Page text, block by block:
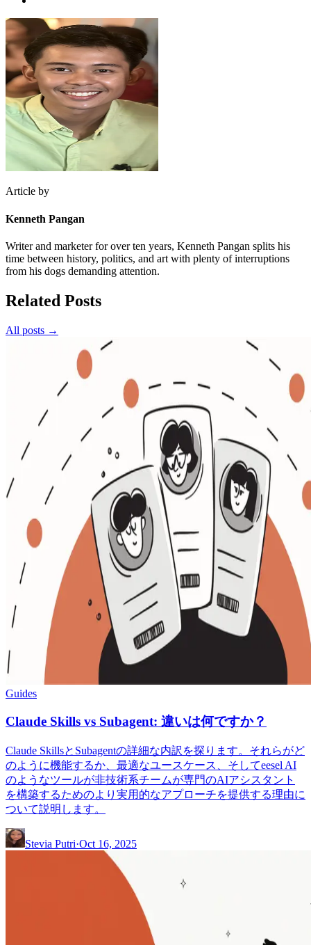
Article by
Kenneth Pangan
Writer and marketer for over ten years, Kenneth Pangan splits his
time between history, politics, and art with plenty of interruptions
from his dogs demanding attention.
Related Posts
All posts →
Guides
Claude Skills vs Subagent: 違いは何ですか？
Claude SkillsとSubagentの詳細な内訳を探ります。それらがど
のように機能するか、最適なユースケース、そしてeesel AI
のようなツールが非技術系チームが専門のAIアシスタント
を構築するためのより実用的なアプローチを提供する理由に
ついて説明します。
Stevia Putri·Oct 16, 2025